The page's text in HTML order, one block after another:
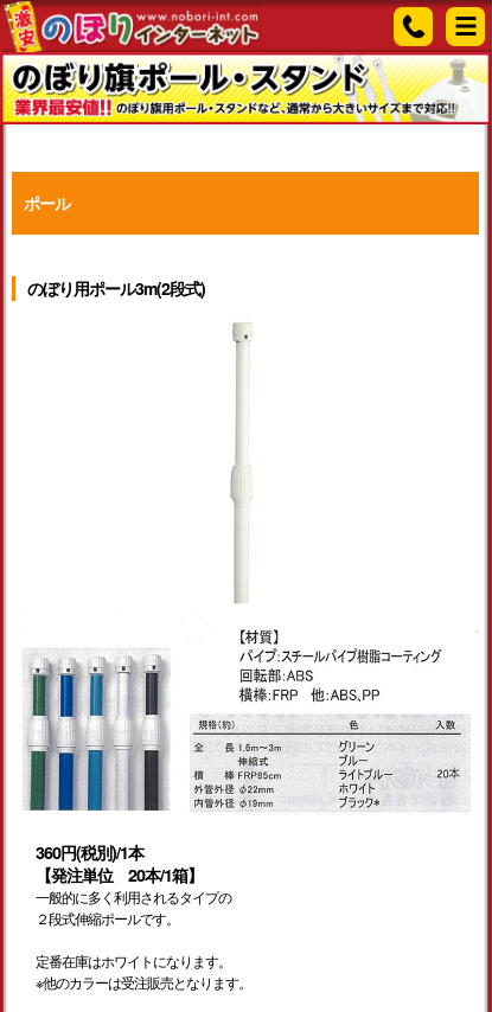
ポール
のぼり用ポール3m(2段式)
360円(税別)/1本
【発注単位 20本/1箱】
一般的に多く利用されるタイプの
２段式伸縮ポールです。
定番在庫はホワイトになります。
※他のカラーは受注販売となります。